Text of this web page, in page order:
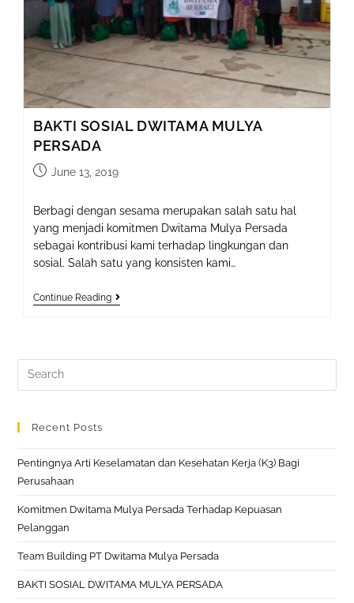
BAKTI SOSIAL DWITAMA MULYA
PERSADA
PostJune 13, 2019
Berbagi dengan sesama merupakan salah satu hal
yang menjadi komitmen Dwitama Mulya Persada
sebagai kontribusi kami terhadap lingkungan dan
sosial. Salah satu yang konsisten kami…
Continue ReadingBAKTI
Search
this
Recent Posts
Pentingnya Arti Keselamatan dan Kesehatan Kerja (K3) Bagi
Perusahaan
Komitmen Dwitama Mulya Persada Terhadap Kepuasan
Pelanggan
Team Building PT Dwitama Mulya Persada
BAKTI SOSIAL DWITAMA MULYA PERSADA